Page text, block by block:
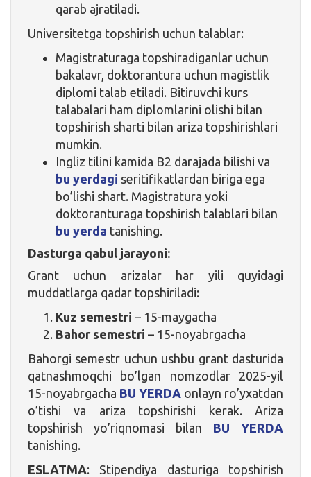
qarab ajratiladi.
Universitetga topshirish uchun talablar:
Magistraturaga topshiradiganlar uchun
bakalavr, doktorantura uchun magistlik
diplomi talab etiladi. Bitiruvchi kurs
talabalari ham diplomlarini olishi bilan
topshirish sharti bilan ariza topshirishlari
mumkin.
Ingliz tilini kamida B2 darajada bilishi va
bu yerdagi seritifikatlardan biriga ega
bo’lishi shart. Magistratura yoki
doktoranturaga topshirish talablari bilan
bu yerda tanishing.
Dasturga qabul jarayoni:
Grant uchun arizalar har yili quyidagi
muddatlarga qadar topshiriladi:
Kuz semestri – 15-maygacha
Bahor semestri – 15-noyabrgacha
Bahorgi semestr uchun ushbu grant dasturida
qatnashmoqchi bo’lgan nomzodlar 2025-yil
15-noyabrgacha BU YERDA onlayn ro’yxatdan
o’tishi va ariza topshirishi kerak. Ariza
topshirish yo’riqnomasi bilan BU YERDA
tanishing.
ESLATMA: Stipendiya dasturiga topshirish